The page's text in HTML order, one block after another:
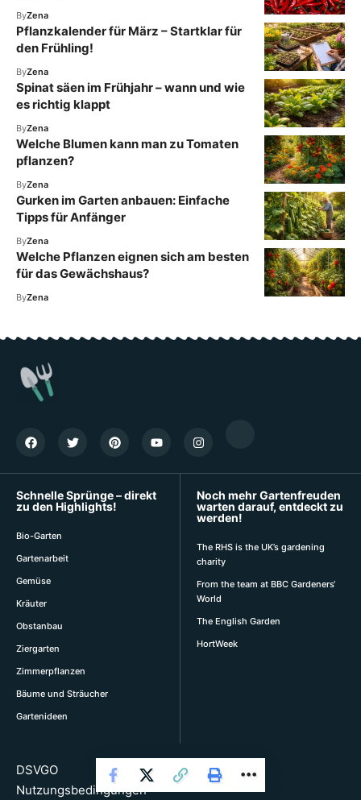
ByZena
Pflanzkalender für März – Startklar für
den Frühling!
ByZena
Spinat säen im Frühjahr – wann und wie
es richtig klappt
ByZena
Welche Blumen kann man zu Tomaten
pflanzen?
ByZena
Gurken im Garten anbauen: Einfache
Tipps für Anfänger
ByZena
Welche Pflanzen eignen sich am besten
für das Gewächshaus?
ByZena
Schnelle Sprünge – direkt
zu den Highlights!
Bio-Garten
Gartenarbeit
Gemüse
Kräuter
Obstanbau
Ziergarten
Zimmerpflanzen
Bäume und Sträucher
Gartenideen
Noch mehr Gartenfreuden
warten darauf, entdeckt zu
werden!
The RHS is the UK’s gardening
charity
From the team at BBC Gardeners‘
World
The English Garden
HortWeek
DSVGO
Nutzungsbedingungen